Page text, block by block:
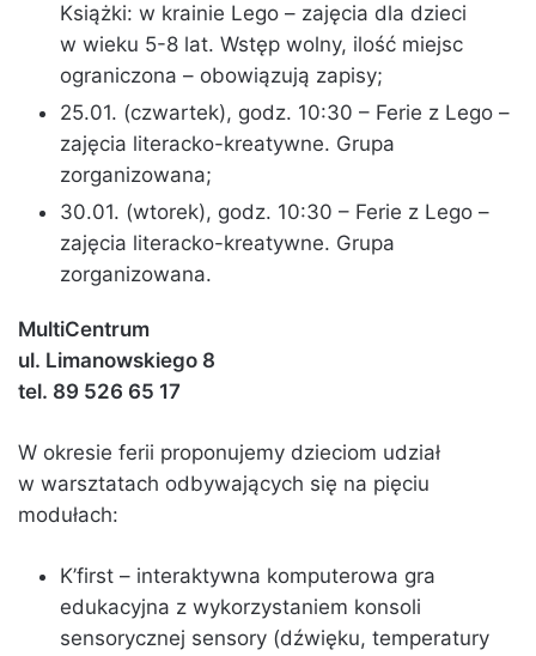
Książki: w krainie Lego – zajęcia dla dzieci
w wieku 5-8 lat. Wstęp wolny, ilość miejsc
ograniczona – obowiązują zapisy;
25.01. (czwartek), godz. 10:30 – Ferie z Lego –
zajęcia literacko-kreatywne. Grupa
zorganizowana;
30.01. (wtorek), godz. 10:30 – Ferie z Lego –
zajęcia literacko-kreatywne. Grupa
zorganizowana.
MultiCentrum
ul. Limanowskiego 8
tel. 89 526 65 17
W okresie ferii proponujemy dzieciom udział
w warsztatach odbywających się na pięciu
modułach:
K’first – interaktywna komputerowa gra
edukacyjna z wykorzystaniem konsoli
sensorycznej sensory (dźwięku, temperatury